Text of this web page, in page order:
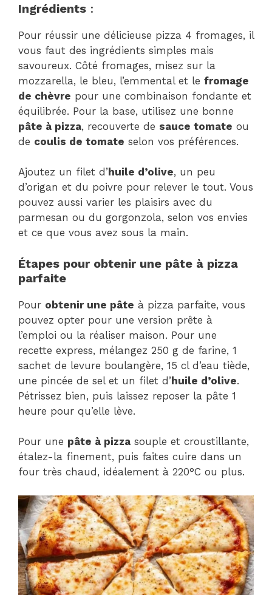
Ingrédients :
Pour réussir une délicieuse pizza 4 fromages, il
vous faut des ingrédients simples mais
savoureux. Côté fromages, misez sur la
mozzarella, le bleu, l’emmental et le fromage
de chèvre pour une combinaison fondante et
équilibrée. Pour la base, utilisez une bonne
pâte à pizza, recouverte de sauce tomate ou
de coulis de tomate selon vos préférences.
Ajoutez un filet d’ huile d’olive, un peu
d’origan et du poivre pour relever le tout. Vous
pouvez aussi varier les plaisirs avec du
parmesan ou du gorgonzola, selon vos envies
et ce que vous avez sous la main.
Étapes pour obtenir une pâte à pizza
parfaite
Pour obtenir une pâte à pizza parfaite, vous
pouvez opter pour une version prête à
l’emploi ou la réaliser maison. Pour une
recette express, mélangez 250 g de farine, 1
sachet de levure boulangère, 15 cl d’eau tiède,
une pincée de sel et un filet d’huile d’olive.
Pétrissez bien, puis laissez reposer la pâte 1
heure pour qu’elle lève.
Pour une pâte à pizza souple et croustillante,
étalez-la finement, puis faites cuire dans un
four très chaud, idéalement à 220°C ou plus.